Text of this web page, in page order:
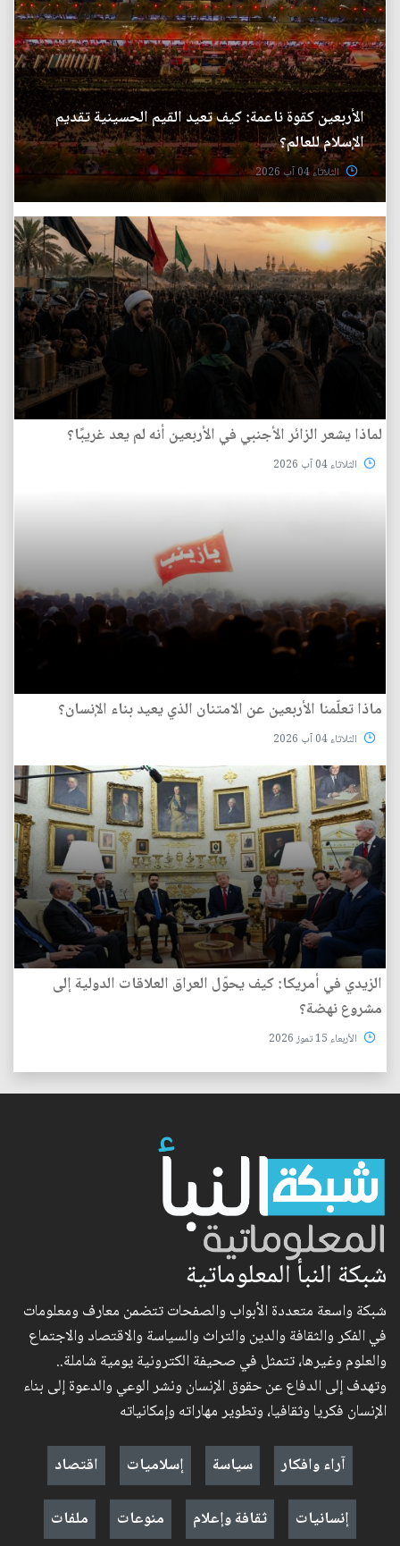
الأربعين كقوة ناعمة: كيف تعيد القيم الحسينية تقديم
الإسلام للعالم؟
الثلاثاء 04 آب 2026
لماذا يشعر الزائر الأجنبي في الأربعين أنه لم يعد غريبًا؟
الثلاثاء 04 آب 2026
ماذا تعلّمنا الأربعين عن الامتنان الذي يعيد بناء الإنسان؟
الثلاثاء 04 آب 2026
الزيدي في أمريكا: كيف يحوّل العراق العلاقات الدولية إلى
مشروع نهضة؟
الأربعاء 15 تموز 2026
شبكة النبأ المعلوماتية
شبكة واسعة متعددة الأبواب والصفحات تتضمن معارف ومعلومات
في الفكر والثقافة والدين والتراث والسياسة والاقتصاد والاجتماع
والعلوم وغيرها، تتمثل في صحيفة الكترونية يومية شاملة..
وتهدف إلى الدفاع عن حقوق الإنسان ونشر الوعي والدعوة إلى بناء
الإنسان فكريا وثقافيا، وتطوير مهاراته وإمكانياته
آراء وافكار
سياسة إسلاميات
اقتصاد
إنسانيات
ثقافة وإعلام منوعات ملفات